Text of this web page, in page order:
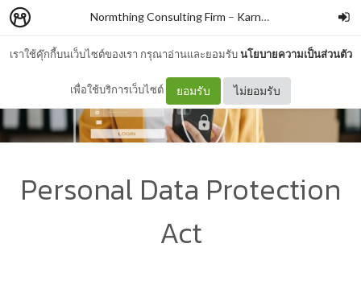
เราใช้คุ๊กกี้บนเว็บไซต์ของเรา กรุณาอ่านและยอมรับนโยบายความเป็นส่วนตัว
เพื่อใช้บริการเว็บไซต์ ยอมรับ ไม่ยอมรับ
Normthing Consulting Firm – Karn Nikrosahakiat
Personal Data Protection
Act